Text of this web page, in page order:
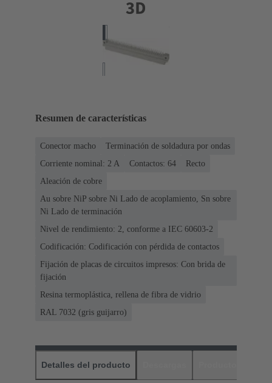
Resumen de características
Conector macho
Terminación de soldadura por ondas
Corriente nominal: ‌2 A
Contactos: 64
Recto
Aleación de cobre
Au sobre NiP sobre Ni Lado de acoplamiento, Sn sobre
Ni Lado de terminación
Nivel de rendimiento: 2, conforme a IEC 60603-2
Codificación: Codificación con pérdida de contactos
Fijación de placas de circuitos impresos: Con brida de
fijación
Resina termoplástica, rellena de fibra de vidrio
RAL 7032 (gris guijarro)
Detalles del producto